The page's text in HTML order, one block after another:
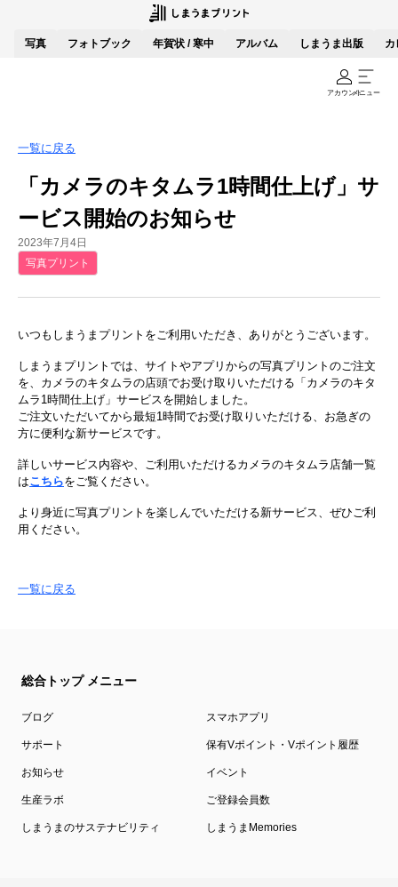
写真 フォトブック 年賀状 / 寒中 アルバム しまうま出版 カ
アカウントメニュー
一覧に戻る
「カメラのキタムラ1時間仕上げ」サ
ービス開始のお知らせ
2023年7月4日
写真プリント
いつもしまうまプリントをご利用いただき、ありがとうございます。
しまうまプリントでは、サイトやアプリからの写真プリントのご注文
を、カメラのキタムラの店頭でお受け取りいただける「カメラのキタ
ムラ1時間仕上げ」サービスを開始しました。
ご注文いただいてから最短1時間でお受け取りいただける、お急ぎの
方に便利な新サービスです。
詳しいサービス内容や、ご利用いただけるカメラのキタムラ店舗一覧
はこちらをご覧ください。
より身近に写真プリントを楽しんでいただける新サービス、ぜひご利
用ください。
一覧に戻る
総合トップ メニュー
ブログ スマホアプリ
サポート 保有Vポイント・Vポイント履歴
お知らせ イベント
生産ラボ ご登録会員数
しまうまのサステナビリティ しまうまMemories